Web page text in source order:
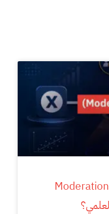
ما هو تحليل التعديل Moderation